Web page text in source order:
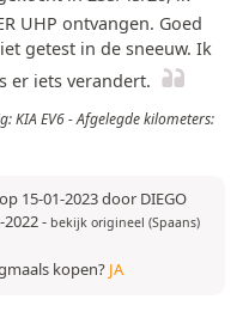
UHP ontvangen. Goed
getest in de sneeuw. Ik
er iets verandert.
KIA EV6 - Afgelegde kilometers:
15-01-2023 door DIEGO
- bekijk origineel (Spaans)
kopen? JA